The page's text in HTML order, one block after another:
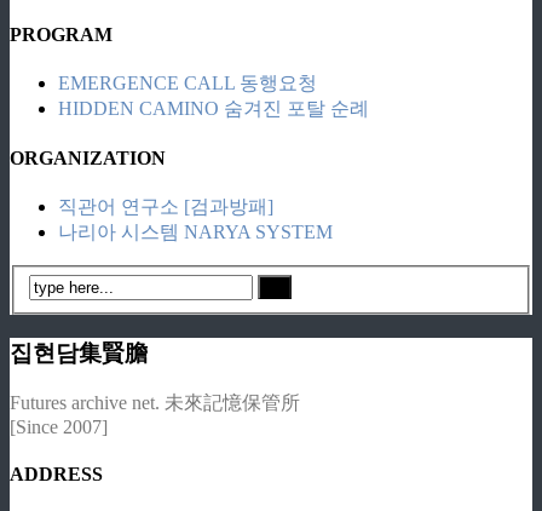
PROGRAM
EMERGENCE CALL 동행요청
HIDDEN CAMINO 숨겨진 포탈 순례
ORGANIZATION
직관어 연구소 [검과방패]
나리아 시스템 NARYA SYSTEM
집현담集賢膽
Futures archive net. 未來記憶保管所
[Since 2007]
ADDRESS